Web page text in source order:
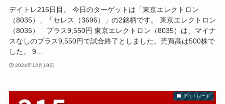
デイトレ216日目。 今日のターゲットは「東京エレクトロン
（8035）」「セレス（3696）」の2銘柄です。 東京エレクトロン
（8035） プラス9,550円 東京エレクトロン（8035）は、マイナ
スなしのプラス9,550円で試合終了としました。売買高は500株で
した。 9...
2024年12月19日
デイトレード